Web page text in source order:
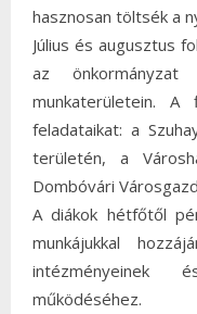
hasznosan töltsék a
Július és augusztus
az önkormányzat
munkaterületein. A
feladataikat: a
területén, a
Dombóvári
A diákok hétfőtől
munkájukkal
intézményeinek
működéséhez.